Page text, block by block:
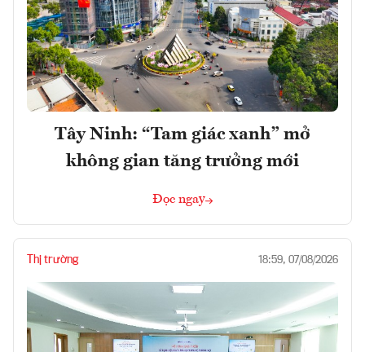
Tây Ninh: “Tam giác xanh” mở
không gian tăng trưởng mới
Đọc ngay
Thị trường 18:59, 07/08/2026